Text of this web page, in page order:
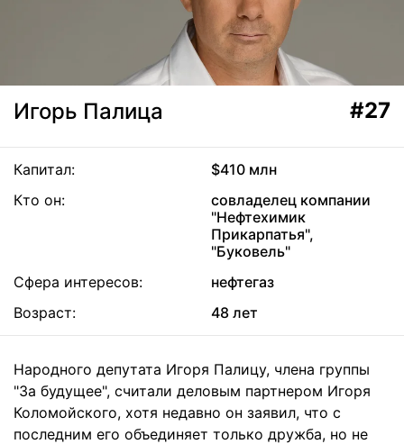
Игорь Палица #27
Капитал:
$410 млн
Кто он:
совладелец компании
"Нефтехимик
Прикарпатья",
"Буковель"
Сфера интересов:
нефтегаз
Возраст:
48 лет
Народного депутата Игоря Палицу, члена группы
"За будущее", считали деловым партнером Игоря
Коломойского, хотя недавно он заявил, что с
последним его объединяет только дружба, но не